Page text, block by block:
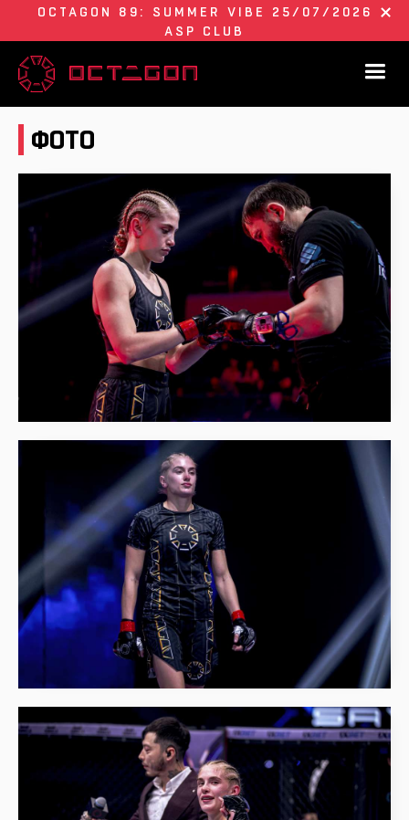
OCTAGON 89: SUMMER VIBE 25/07/2026
ASP CLUB
ФОТО